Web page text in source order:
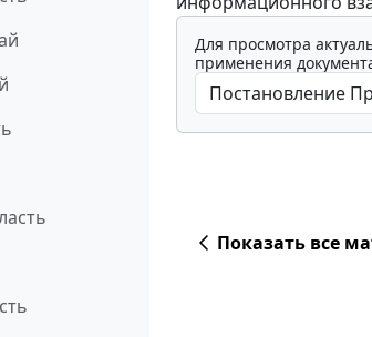
Для просмотра
применения
Показать все